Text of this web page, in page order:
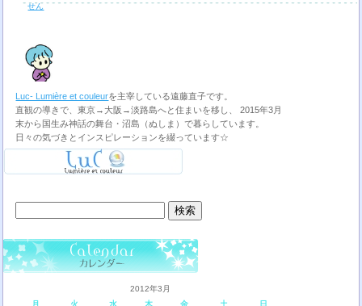
せん
Luc- Lumière et couleurを主宰している遠藤直子です。
直観の導きで、東京→大阪→淡路島へと住まいを移し、 2015年3月
末から国生み神話の舞台・沼島（ぬしま）で暮らしています。
日々の気づきとインスピレーションを綴っています☆
索:
2012年3月
月
火 水 木 金 土 日